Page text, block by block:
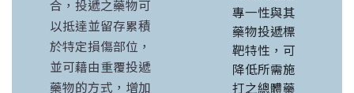
合，投遞之藥物可
以抵達並留存累積
於特定損傷部位，
並可藉由重覆投遞
藥物的方式，增加
專一性與其
藥物投遞標
靶特性，可
降低所需施
打之總體藥